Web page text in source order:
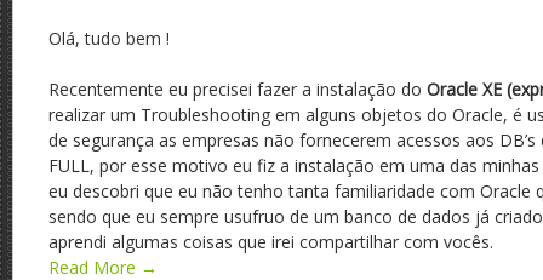
Olá, tudo bem !
Recentemente eu precisei fazer a instalação do Oracle XE
realizar um Troubleshooting em alguns objetos do Oracle, é
de segurança as empresas não fornecerem acessos aos
FULL, por esse motivo eu fiz a instalação em uma das minhas
eu descobri que eu não tenho tanta familiaridade com Oracle
sendo que eu sempre usufruo de um banco de dados já
aprendi algumas coisas que irei compartilhar com vocês.
Read More →